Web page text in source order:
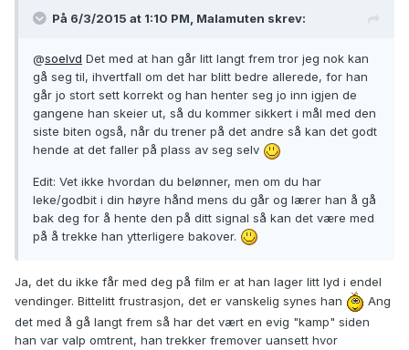
På 6/3/2015 at 1:10 PM, Malamuten skrev:
@soelvd Det med at han går litt langt frem tror jeg nok kan
gå seg til, ihvertfall om det har blitt bedre allerede, for han
går jo stort sett korrekt og han henter seg jo inn igjen de
gangene han skeier ut, så du kommer sikkert i mål med den
siste biten også, når du trener på det andre så kan det godt
hende at det faller på plass av seg selv
Edit: Vet ikke hvordan du belønner, men om du har
leke/godbit i din høyre hånd mens du går og lærer han å gå
bak deg for å hente den på ditt signal så kan det være med
på å trekke han ytterligere bakover.
Ja, det du ikke får med deg på film er at han lager litt lyd i endel
vendinger. Bittelitt frustrasjon, det er vanskelig synes han
Ang
det med å gå langt frem så har det vært en evig "kamp" siden
han var valp omtrent, han trekker fremover uansett hvor